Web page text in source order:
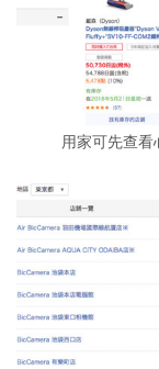
用家可先查看